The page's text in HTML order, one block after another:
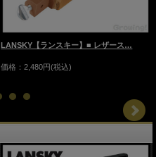
LANSKY【ランスキー】■ レザース…
価格：2,480円(税込)